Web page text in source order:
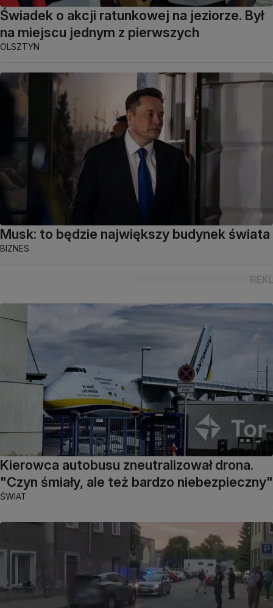
Świadek o akcji ratunkowej na jeziorze. Był
na miejscu jednym z pierwszych
OLSZTYN
Musk: to będzie największy budynek świata
BIZNES
Kierowca autobusu zneutralizował drona.
"Czyn śmiały, ale też bardzo niebezpieczny"
ŚWIAT